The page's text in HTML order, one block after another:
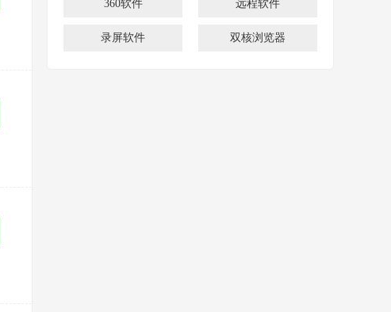
360软件 远程软件
录屏软件 双核浏览器